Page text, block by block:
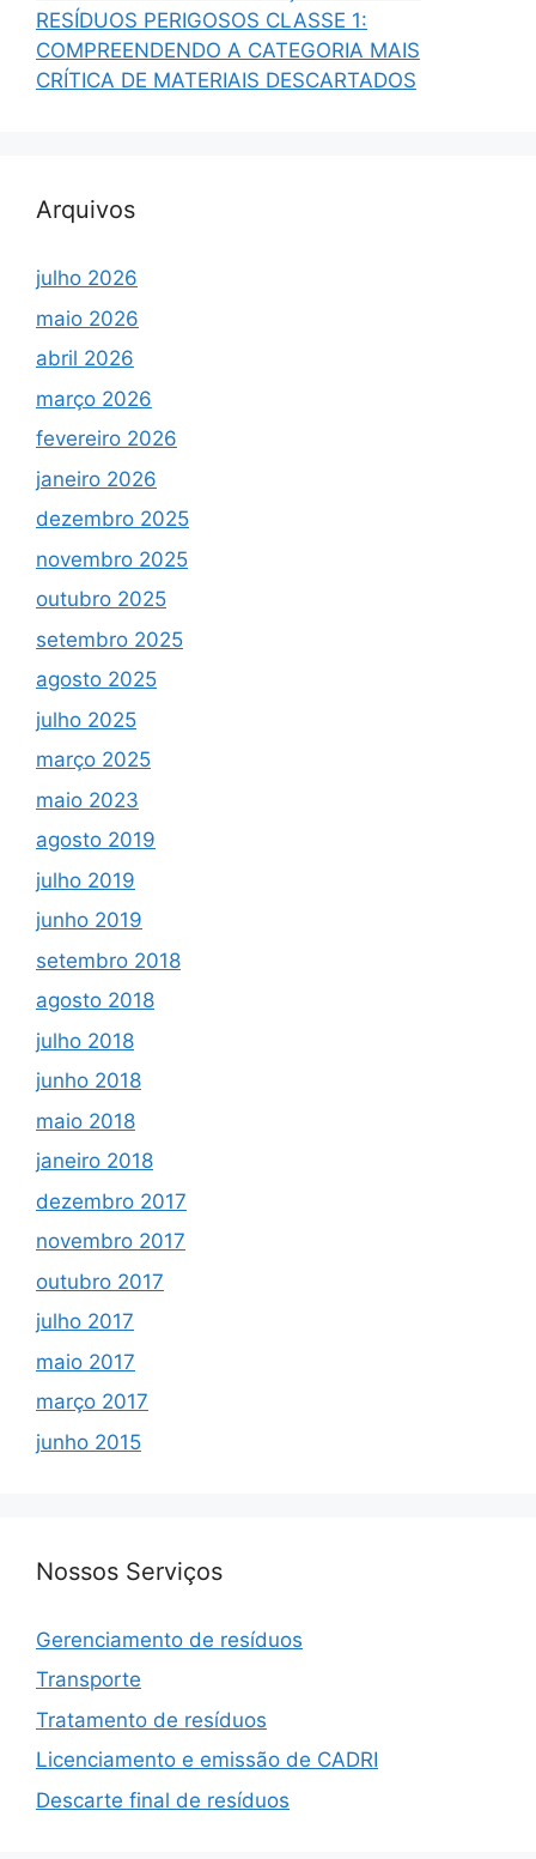
RESÍDUOS PERIGOSOS CLASSE 1:
COMPREENDENDO A CATEGORIA MAIS
CRÍTICA DE MATERIAIS DESCARTADOS
Arquivos
julho 2026
maio 2026
abril 2026
março 2026
fevereiro 2026
janeiro 2026
dezembro 2025
novembro 2025
outubro 2025
setembro 2025
agosto 2025
julho 2025
março 2025
maio 2023
agosto 2019
julho 2019
junho 2019
setembro 2018
agosto 2018
julho 2018
junho 2018
maio 2018
janeiro 2018
dezembro 2017
novembro 2017
outubro 2017
julho 2017
maio 2017
março 2017
junho 2015
Nossos Serviços
Gerenciamento de resíduos
Transporte
Tratamento de resíduos
Licenciamento e emissão de CADRI
Descarte final de resíduos